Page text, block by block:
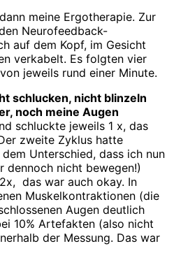
meine Ergotherapie. Zur
Neurofeedback-
auf dem Kopf, im Gesicht
verkabelt. Es folgten vier
jeweils rund einer Minute.
schlucken, nicht blinzeln
noch meine Augen
schluckte jeweils 1 x, das
zweite Zyklus hatte
Unterschied, dass ich nun
dennoch nicht bewegen!)
das war auch okay. In
Muskelkontraktionen (die
Augen deutlich
10% Artefakten (also nicht
der Messung. Das war